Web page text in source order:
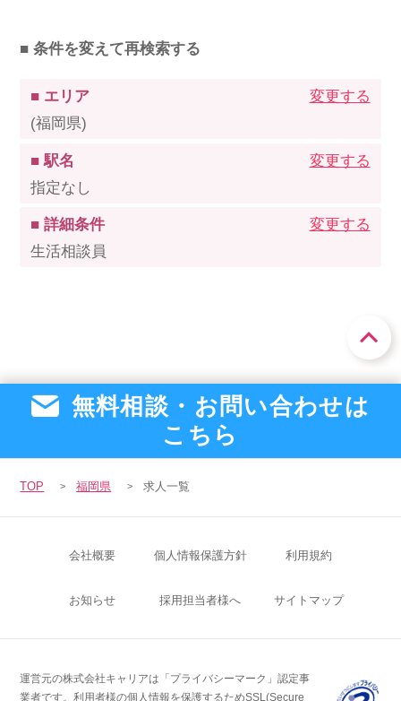
■ 条件を変えて再検索する
■ エリア
(福岡県)
変更する
■ 駅名
指定なし
変更する
■ 詳細条件
生活相談員
変更する
無料相談・お問い合わせは
こちら
TOP 福岡県 求人一覧
会社概要 個人情報保護方針 利用規約
お知らせ 採用担当者様へ サイトマップ
運営元の株式会社キャリアは「プライバシーマーク」認定事
業者です。利用者様の個人情報を保護するためSSL(Secure